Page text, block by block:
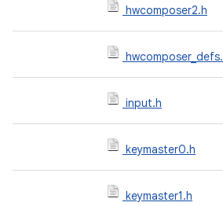
hwcomposer2.h
input.h
keymaster0.h
keymaster1.h